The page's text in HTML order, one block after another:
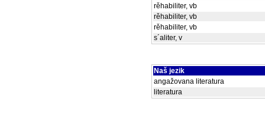
rěhabiliter, vb
rěhabiliter, vb
rěhabiliter, vb
s´aliter, v
Naš jezik
angažovana literatura
literatura